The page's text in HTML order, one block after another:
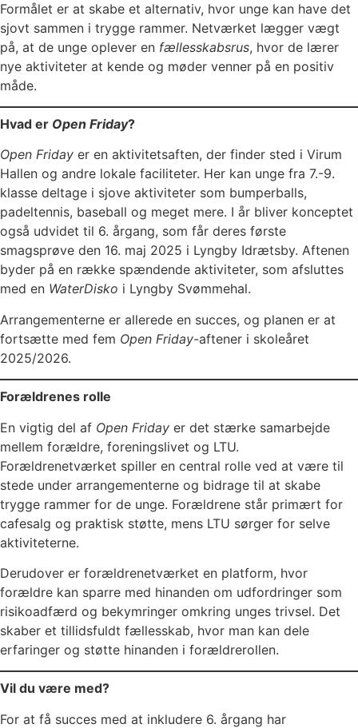
Formålet er at skabe et alternativ, hvor unge kan have det
sjovt sammen i trygge rammer. Netværket lægger vægt
på, at de unge oplever en fællesskabsrus, hvor de lærer
nye aktiviteter at kende og møder venner på en positiv
måde.
Hvad er Open Friday?
Open Friday er en aktivitetsaften, der finder sted i Virum
Hallen og andre lokale faciliteter. Her kan unge fra 7.-9.
klasse deltage i sjove aktiviteter som bumperballs,
padeltennis, baseball og meget mere. I år bliver konceptet
også udvidet til 6. årgang, som får deres første
smagsprøve den 16. maj 2025 i Lyngby Idrætsby. Aftenen
byder på en række spændende aktiviteter, som afsluttes
med en WaterDisko i Lyngby Svømmehal.
Arrangementerne er allerede en succes, og planen er at
fortsætte med fem Open Friday-aftener i skoleåret
2025/2026.
Forældrenes rolle
En vigtig del af Open Friday er det stærke samarbejde
mellem forældre, foreningslivet og LTU.
Forældrenetværket spiller en central rolle ved at være til
stede under arrangementerne og bidrage til at skabe
trygge rammer for de unge. Forældrene står primært for
cafesalg og praktisk støtte, mens LTU sørger for selve
aktiviteterne.
Derudover er forældrenetværket en platform, hvor
forældre kan sparre med hinanden om udfordringer som
risikoadfærd og bekymringer omkring unges trivsel. Det
skaber et tillidsfuldt fællesskab, hvor man kan dele
erfaringer og støtte hinanden i forældrerollen.
Vil du være med?
For at få succes med at inkludere 6. årgang har